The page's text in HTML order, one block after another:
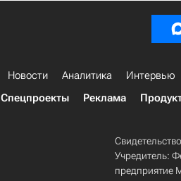
Новости Аналитика Интервью
Спецпроекты
Реклама
Учредитель:
предприятие